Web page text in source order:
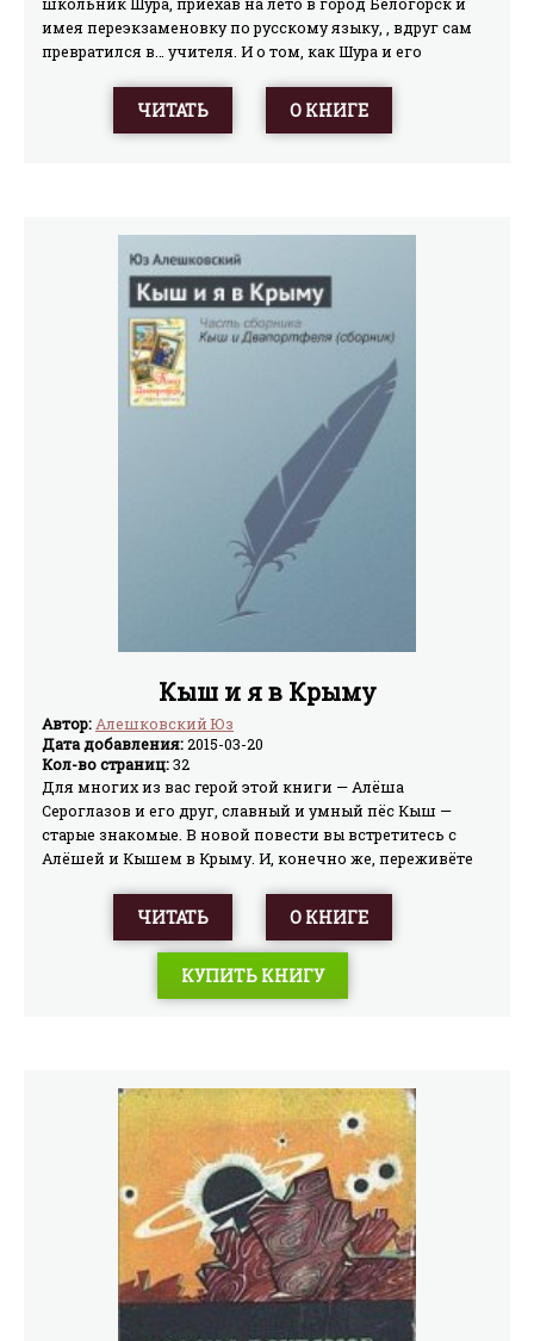
имея переэкзаменовку по русскому языку, , вдруг сам
превратился в… учителя. И о том, как Шура и его
хорошего человека. И ещё о том, как на следующий год
Шура вновь отправился в Белогорск, получив
ЧИТАТЬ О КНИГЕ
Кыш и я в Крыму
Автор:Алешковский Юз
Дата добавления:2015-03-20
Кол-во страниц:32
Для многих из вас герой этой книги — Алёша
Сероглазов и его друг, славный и умный пёс Кыш —
старые знакомые. В новой повести вы встретитесь с
Алёшей и Кышем в Крыму. И, конечно же, переживёте
приключений. Ведь Алёша, Кыш и их новые друзья —
крымские мальчишки и девчонки — пойдут по следу
«дикарей», которые ранили в горах оленёнка, устроили
лесной пожар и чуть-чуть не погубили золотую рыбку.
В общем, наши герои будут бороться за то, чтобы люди
ЧИТАТЬ О КНИГЕ
КУПИТЬ КНИГУ